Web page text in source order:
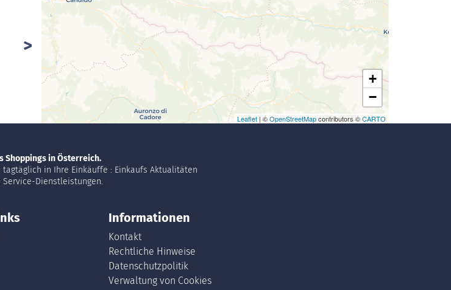
+
−
Leaflet | ©OpenStreetMapcontributors ©CARTO
Shoppings in Österreich.
tagtäglich in Ihre Einkäuffe : Einkaufs Aktualitäten
Service-Dienstleistungen.
Informationen
Kontakt
Rechtliche Hinweise
Datenschutzpolitik
Verwaltung von Cookies